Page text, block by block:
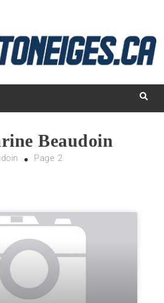
Beaudoin
Page 2